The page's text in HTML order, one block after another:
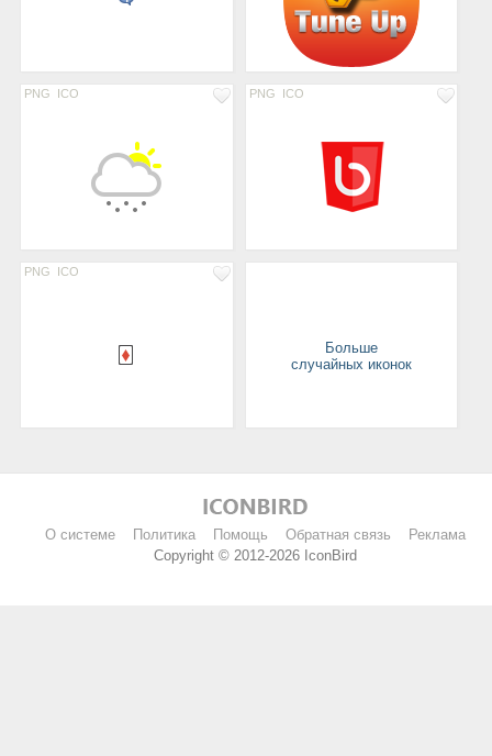
PNG ICO PNG ICO
PNG ICO
Больше
случайных иконок
О системе Политика Помощь Обратная связь
Реклама
Copyright © 2012-2026 IconBird